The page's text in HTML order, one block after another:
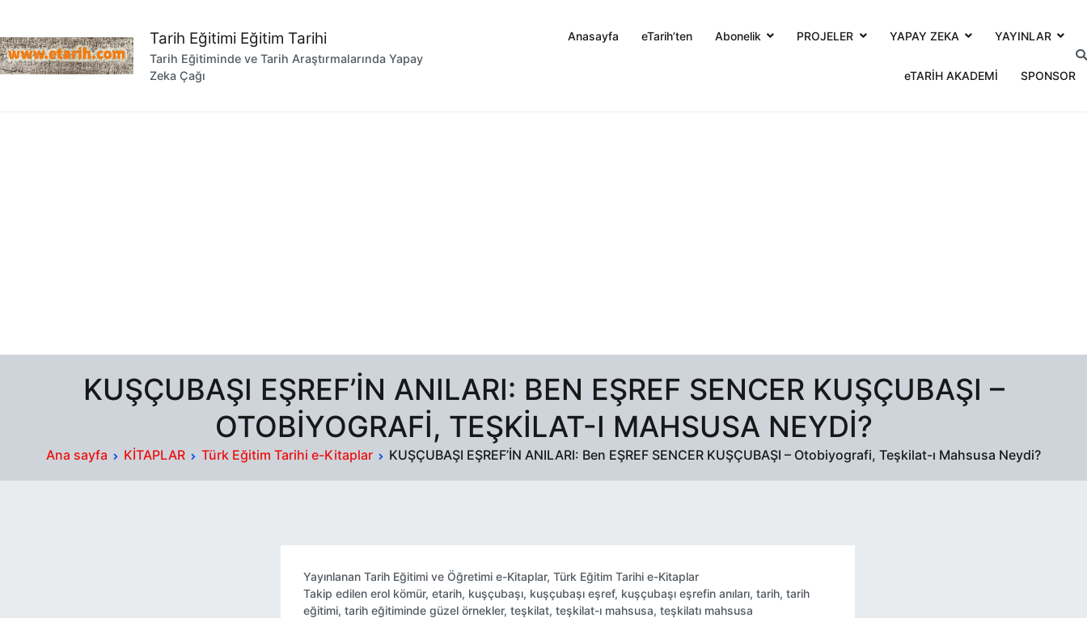
Tarih Eğitimi Eğitim Tarihi
Tarih Eğitiminde ve Tarih Araştırmalarında Yapay
Zeka Çağı
Anasayfa eTarih’ten Abonelik PROJELER YAPAY ZEKA YAYINLAR
eTARİH AKADEMİ SPONSOR
KUŞÇUBAŞI EŞREF’İN ANILARI: BEN EŞREF SENCER KUŞÇUBAŞI –
OTOBIYOGRAFI, TEŞKILAT-I MAHSUSA NEYDI?
Ana sayfa KİTAPLAR Türk Eğitim Tarihi e-Kitaplar KUŞÇUBAŞI EŞREF’İN ANILARI: Ben EŞREF SENCER KUŞÇUBAŞI – Otobiyografi, Teşkilat-ı Mahsusa Neydi?
Yayınlanan Tarih Eğitimi ve Öğretimi e-Kitaplar, Türk Eğitim Tarihi e-Kitaplar
Takip edilen erol kömür, etarih, kuşçubaşı, kuşçubaşı eşref, kuşçubaşı eşrefin anıları, tarih, tarih
eğitimi, tarih eğitiminde güzel örnekler, teşkilat, teşkilat-ı mahsusa, teşkilatı mahsusa